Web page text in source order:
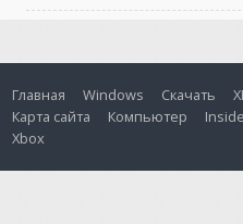
Главная Windows Скачать
Карта сайта
Компьютер
Xbox